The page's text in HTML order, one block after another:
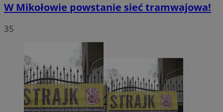
W Mikołowie powstanie sieć tramwajowa!
35